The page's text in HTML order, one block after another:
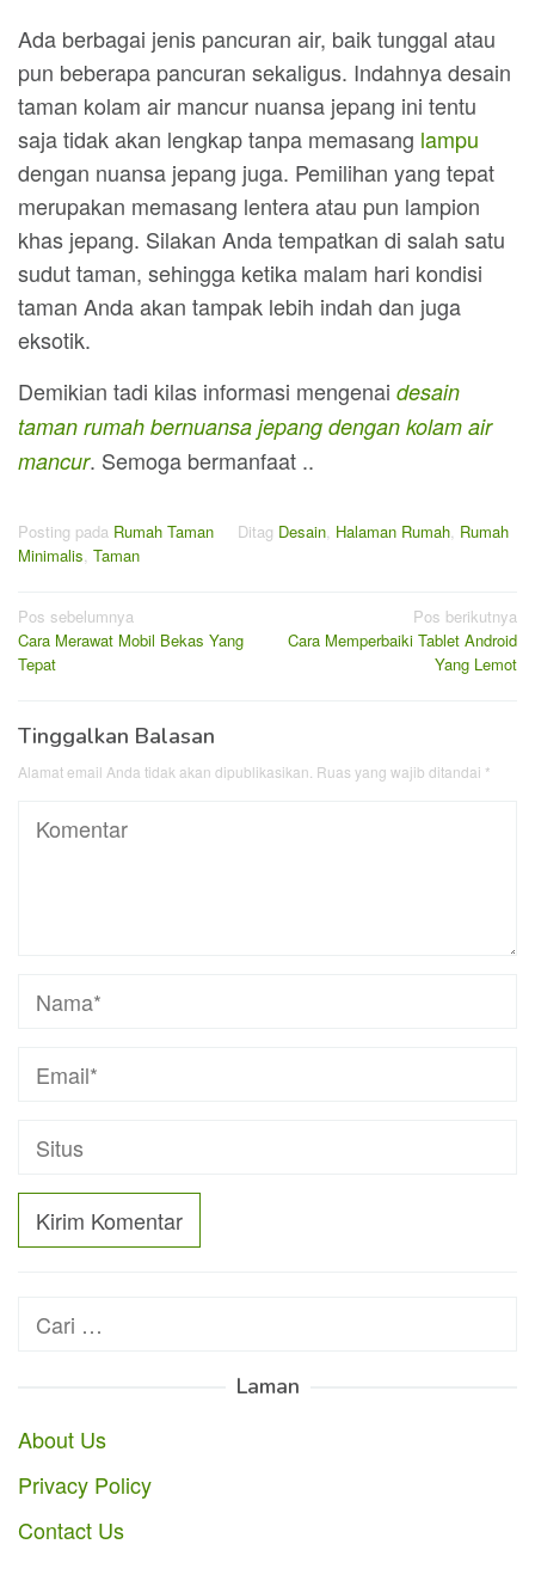
Ada berbagai jenis pancuran air, baik tunggal atau
pun beberapa pancuran sekaligus. Indahnya desain
taman kolam air mancur nuansa jepang ini tentu
saja tidak akan lengkap tanpa memasang lampu
dengan nuansa jepang juga. Pemilihan yang tepat
merupakan memasang lentera atau pun lampion
khas jepang. Silakan Anda tempatkan di salah satu
sudut taman, sehingga ketika malam hari kondisi
taman Anda akan tampak lebih indah dan juga
eksotik.
Demikian tadi kilas informasi mengenai desain
taman rumah bernuansa jepang dengan kolam air
mancur. Semoga bermanfaat ..
Posting pada Rumah Taman Ditag Desain, Halaman Rumah, Rumah
Minimalis, Taman
Navigasi
pos
Pos sebelumnya
Cara Merawat Mobil Bekas Yang
Tepat
Pos berikutnya
Cara Memperbaiki Tablet Android
Yang Lemot
Tinggalkan Balasan
Alamat email Anda tidak akan dipublikasikan. Ruas yang wajib ditandai *
Cari
Laman
About Us
Privacy Policy
Contact Us